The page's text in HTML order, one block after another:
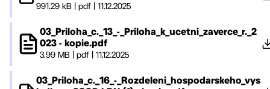
991.29 kB pdf 11.12.2025
03_Priloha_c._13_-_Priloha_k_ucetni_zaverce_r._2
023 - kopie.pdf
3.99 MB| pdf| 11.12.2025
03_Priloha_c._16_-_Rozdeleni_hospodarskeho_vys